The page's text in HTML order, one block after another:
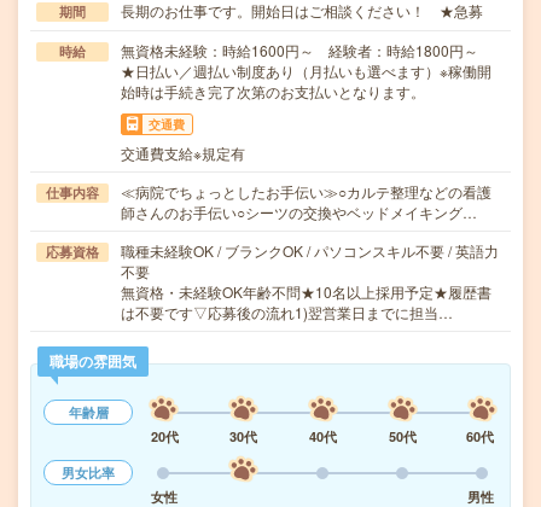
期間 長期のお仕事です。開始日はご相談ください！ ★急募
時給
無資格未経験：時給1600円～ 経験者：時給1800円～
★日払い／週払い制度あり（月払いも選べます）※稼働開
始時は手続き完了次第のお支払いとなります。
交通費
交通費支給※規定有
仕事内容
≪病院でちょっとしたお手伝い≫○カルテ整理などの看護
師さんのお手伝い○シーツの交換やベッドメイキング…
応募資格
職種未経験OK / ブランクOK / パソコンスキル不要 / 英語力
不要
無資格・未経験OK年齢不問★10名以上採用予定★履歴書
は不要です▽応募後の流れ1)翌営業日までに担当…
職場の雰囲気
年齢層
20代
30代 40代 50代
60代
男女比率
女性
男性